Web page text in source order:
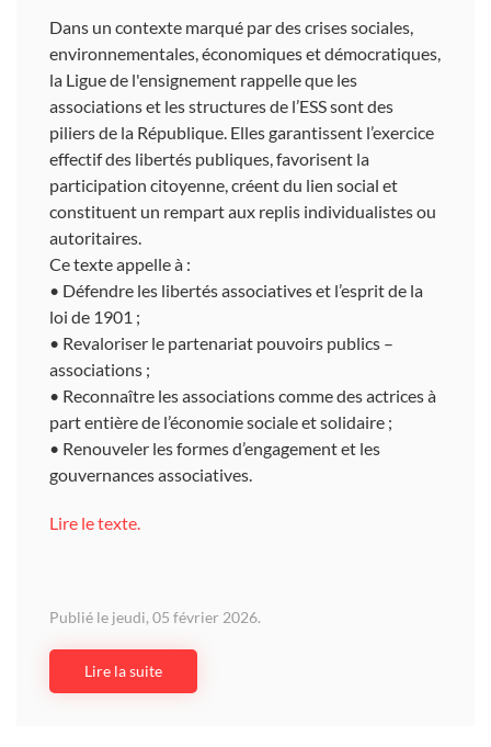
Dans un contexte marqué par des crises sociales,
environnementales, économiques et démocratiques,
la Ligue de l'ensignement rappelle que les
associations et les structures de l’ESS sont des
piliers de la République. Elles garantissent l’exercice
effectif des libertés publiques, favorisent la
participation citoyenne, créent du lien social et
constituent un rempart aux replis individualistes ou
autoritaires.
Ce texte appelle à :
• Défendre les libertés associatives et l’esprit de la
loi de 1901 ;
• Revaloriser le partenariat pouvoirs publics –
associations ;
• Reconnaître les associations comme des actrices à
part entière de l’économie sociale et solidaire ;
• Renouveler les formes d’engagement et les
gouvernances associatives.
Lire le texte.
Publié le jeudi, 05 février 2026.
Lire la suite